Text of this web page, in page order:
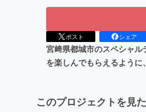
ポスト シェア
宮﨑県都城市のスペシャ
を楽しんでもらえるよう
このプロジェクトを見